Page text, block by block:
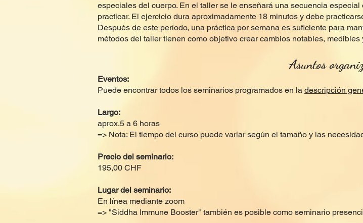
especiales del cuerpo. En el taller se le enseñará una secuencia
practicar. El ejercicio dura aproximadamente 18 minutos y debe
Después de este período, una práctica por semana es suficiente para
métodos del taller tienen como objetivo crear cambios notables, medibles
Asuntos
Eventos:
Puede encontrar todos los seminarios programados en la descripción
Largo:
aprox.5 a 6 horas
=> Nota: El tiempo del curso puede variar según el tamaño y las
Precio del seminario:
195,00 CHF
Lugar del seminario:
En línea mediante zoom
=> "Siddha Immune Booster" también es posible como seminario